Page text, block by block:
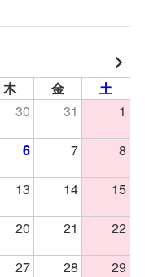
木 金 土
30 31
1
6 7
8
13 14
15
20 21
22
27 28
29